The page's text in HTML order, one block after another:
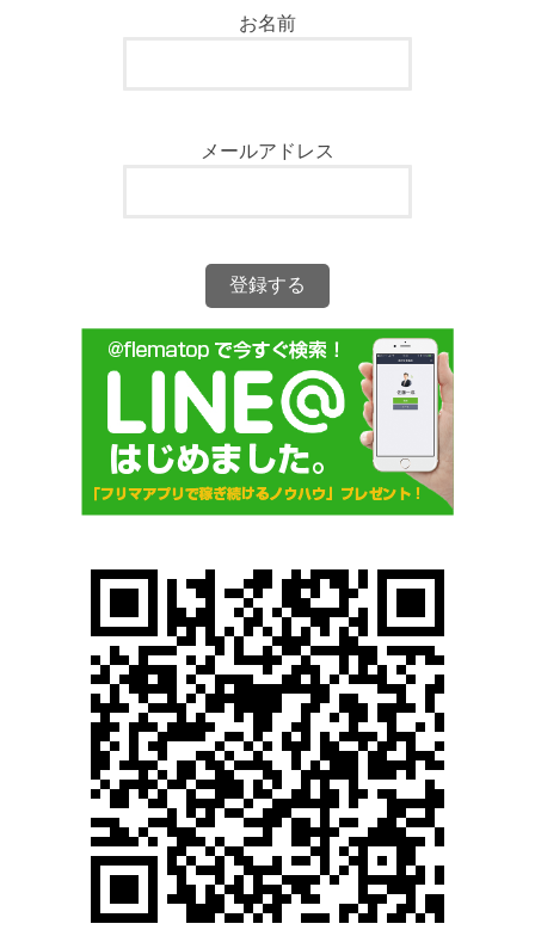
お名前
メールアドレス